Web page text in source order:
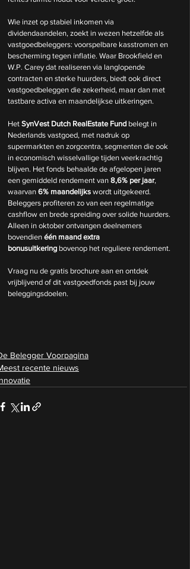
Wie inzet op stabiel inkomen via
dividendaandelen, zoekt in wezen hetzelfde als
vastgoedbeleggers: voorspelbare kasstromen en
bescherming tegen inflatie. Waar Brookfield en
W.P. Carey dat realiseren via langlopende
contracten en sterke huurders, biedt ook direct
vastgoedbeleggen die zekerheid, maar dan met
tastbare activa en maandelijkse uitkeringen.
Het SynVest Dutch RealEstate Fund belegt in
Nederlands vastgoed, met nadruk op
supermarkten en zorgcentra, segmenten die ook
in economisch wisselvallige tijden veerkrachtig
blijven. Het fonds behaalde de afgelopen jaren
een gemiddeld rendement van 8,6% per jaar,
waarvan 6% maandelijks wordt uitgekeerd.
Beleggers profiteren zo van een regelmatige
cashflow en brede spreiding over solide huurders.
Alleen in oktober ontvangen deelnemers
bovendien één maand extra
bonusuitkering bovenop het reguliere rendement.
Vraag nu de gratis brochure aan en ontdek
vrijblijvend of dit vastgoedfonds past bij jouw
beleggingsdoelen.
Belegger Voorpagina
recente nieuws